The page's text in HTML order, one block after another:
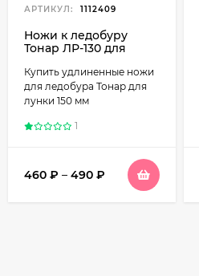
АРТИКУЛ: 1112409
Ножи к ледобуру
Тонар ЛР-130 для
удлиненные
Купить удлиненные ножи
для ледобура Тонар для
лунки 150 мм
1
460 ₽ – 490 ₽